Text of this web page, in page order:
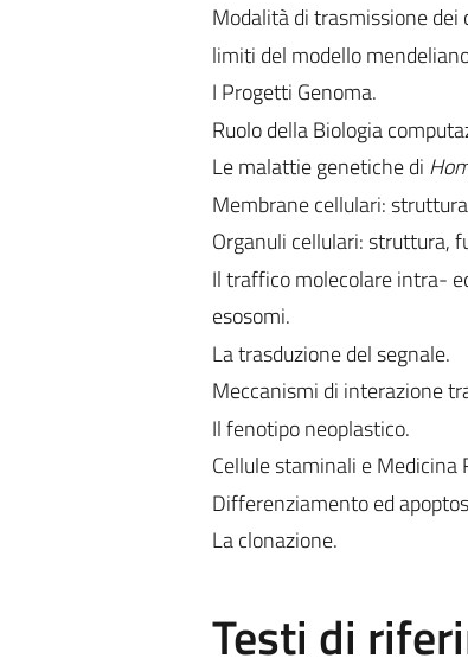
Modalità di trasmissione dei
limiti del modello
I Progetti Genoma.
Ruolo della Biologia
Le malattie genetiche di
Membrane cellulari:
Organuli cellulari: struttura,
Il traffico molecolare intra-
esosomi.
La trasduzione del segnale.
Meccanismi di interazione
Il fenotipo neoplastico.
Cellule staminali e Medicina
Differenziamento ed
La clonazione.
Testi di